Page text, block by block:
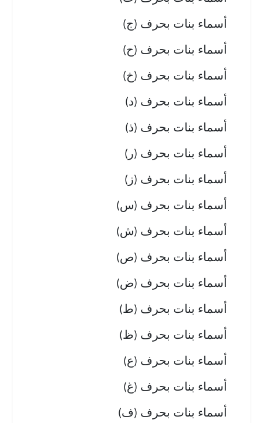
أسماء بنات بحرف (ج)
أسماء بنات بحرف (ح)
أسماء بنات بحرف (خ)
أسماء بنات بحرف (د)
أسماء بنات بحرف (ذ)
أسماء بنات بحرف (ر)
أسماء بنات بحرف (ز)
أسماء بنات بحرف (س)
أسماء بنات بحرف (ش)
أسماء بنات بحرف (ص)
أسماء بنات بحرف (ض)
أسماء بنات بحرف (ط)
أسماء بنات بحرف (ظ)
أسماء بنات بحرف (ع)
أسماء بنات بحرف (غ)
أسماء بنات بحرف (ف)